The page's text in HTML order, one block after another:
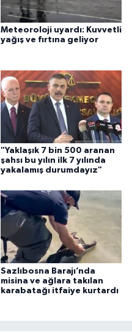
Meteoroloji uyardı: Kuvvetli
yağış ve fırtına geliyor
"Yaklaşık 7 bin 500 aranan
şahsı bu yılın ilk 7 yılında
yakalamış durumdayız"
Sazlıbosna Barajı’nda
misina ve ağlara takılan
karabatağı itfaiye kurtardı